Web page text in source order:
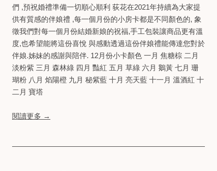
們 ,預祝婚禮準備一切順心順利 荻花在2021年持續為大家提
供有質感的伴娘禮 ,每一個月份的小房卡都是不同顏色的, 象
徵我們對每一個月份結婚新娘的祝福,手工包裝讓商品更有溫
度,也希望能將這份喜悅 與感動透過這份伴娘禮能傳達您對於
伴娘.姊妹的感謝與陪伴. 12月份小卡顏色 一月 焦糖棕 二月
淡粉紫 三月 森林綠 四月 豔紅 五月 草綠 六月 鵝黃 七月 珊
瑚粉 八月 焰陽橙 九月 秘紫藍 十月 亮天藍 十一月 溫酒紅 十
二月 寶塔
閱讀更多 →